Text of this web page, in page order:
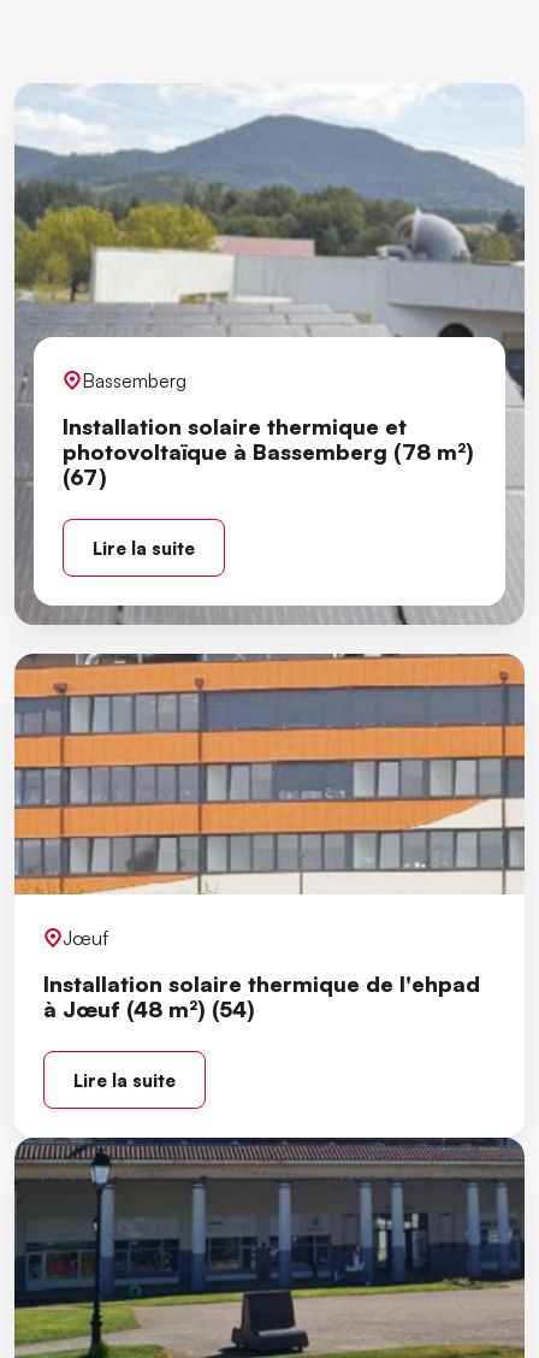
Bassemberg
Installation solaire thermique et
photovoltaïque à Bassemberg (78 m²)
(67)
Lire la suite
Jœuf
Installation solaire thermique de l'ehpad
à Jœuf (48 m²) (54)
Lire la suite